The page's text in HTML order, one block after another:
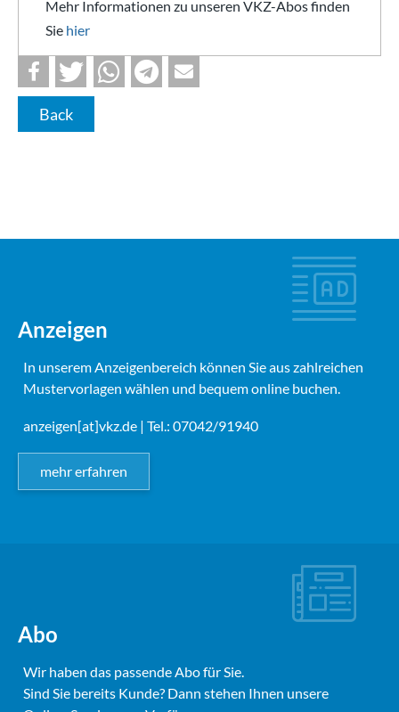
Mehr Informationen zu unseren VKZ-Abos finden
Sie hier
Back
Anzeigen
In unserem Anzeigenbereich können Sie aus zahlreichen
Mustervorlagen wählen und bequem online buchen.
anzeigen[at]vkz.de | Tel.: 07042/91940
mehr erfahren
Abo
Wir haben das passende Abo für Sie.
Sind Sie bereits Kunde? Dann stehen Ihnen unsere